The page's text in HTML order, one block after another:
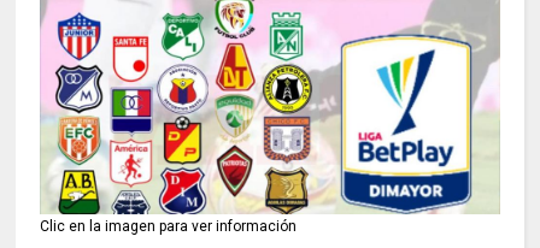
Clic en la imagen para ver información